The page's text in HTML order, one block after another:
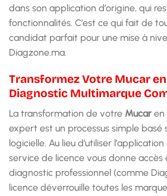
dans son application d’origine, qui
fonctionnalités. C’est ce qui fait de
candidat parfait pour une mise à
Diagzone.ma.
Transformez Votre Mucar
Diagnostic Multimarque
La transformation de votre Mucaren
expert est un processus simple basé
logicielle. Au lieu d’utiliser
service de licence vous donne accès
diagnostic professionnel (comme
licence déverrouille toutes les